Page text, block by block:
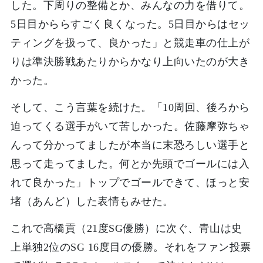
した。下周りの整備とか、みんなの力を借りて。
5日目かららすごく良くなった。5日目からはセッ
ティングを扱って、良かった」と競走車の仕上が
りは準決勝戦あたりからかなり上向いたのが大き
かった。
そして、こう言葉を続けた。「10周回、後ろから
迫ってくる選手がいて苦しかった。佐藤摩弥ちゃ
んって分かってましたが本当に末恐ろしい選手と
思って走ってました。何とか先頭でゴールには入
れて良かった」トップでゴールできて、ほっと安
堵（あんど）した表情もみせた。
これで高橋貢（21度SG優勝）に次ぐ、青山は史
上単独2位のSG 16度目の優勝。それをファン投票